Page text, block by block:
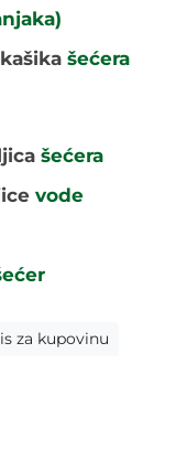
šećera
šećera
vode
za kupovinu